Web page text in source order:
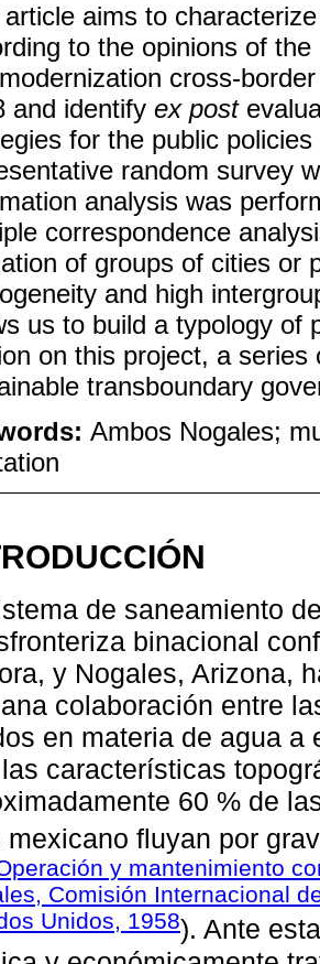
aims to
to the opinions of
cross-
and identify ex post
for the public
random survey
analysis was
correspondence
of groups of cities or
and high
us to build a typology of
on this project, a
transboundary
Ambos Nogales;
de saneamiento
binacional
y Nogales, Arizona,
colaboración entre
en materia de agua
características
60 % de
mexicano fluyan por
y mantenimiento
Comisión Internacional
Unidos, 1958). Ante